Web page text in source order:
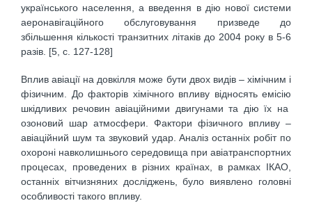
українського населення, а введення в дію нової системи
аеронавігаційного обслуговування призведе до
збільшення кількості транзитних літаків до 2004 року в 5-6
разів. [5, c. 127-128]
Вплив авіації на довкілля може бути двох видів – хімічним і
фізичним. До факторів хімічного впливу відносять емісію
шкідливих речовин авіаційними двигунами та дію їх на
озоновий шар атмосфери. Фактори фізичного впливу –
авіаційний шум та звуковий удар. Аналіз останніх робіт по
охороні навколишнього середовища при авіатранспортних
процесах, проведених в різних країнах, в рамках ІКАО,
останніх вітчизняних досліджень, було виявлено головні
особливості такого впливу.